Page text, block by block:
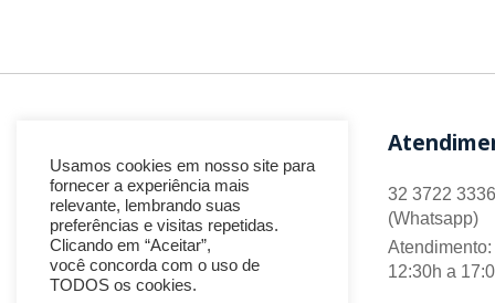
32 3722
(Whatsapp)
12:30h a
Usamos cookies em nosso site para
fornecer a experiência mais
relevante, lembrando suas
preferências e visitas repetidas.
Clicando em “Aceitar”,
você concorda com o uso de
TODOS os cookies.